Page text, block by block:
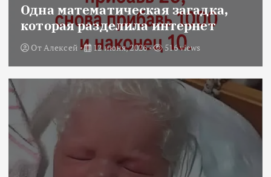
Одна математическая загадка,
которая разделила интернет
ОтАлексей 12 июня, 2026 516 views